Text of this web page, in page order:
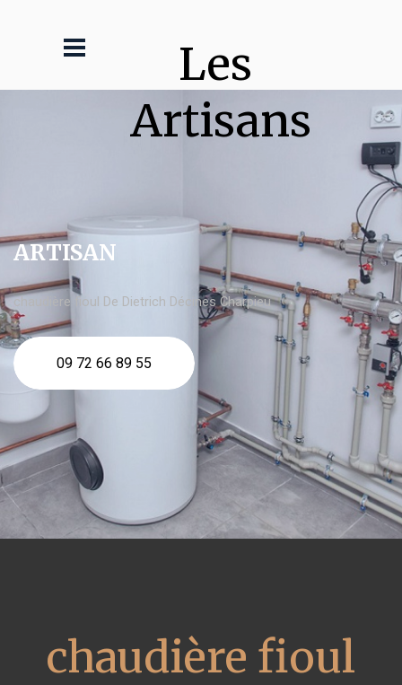
Les
Artisans
ARTISAN
chaudière fioul De Dietrich Décines Charpieu
09 72 66 89 55
chaudière fioul